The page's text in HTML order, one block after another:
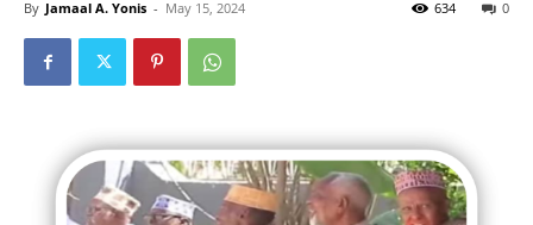
By Jamaal A. Yonis - May 15, 2024 0
634